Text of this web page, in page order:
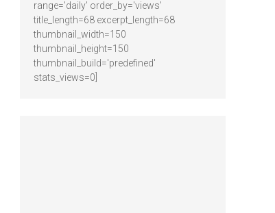
range='daily' order_by='views'
title_length=68 excerpt_length=68
thumbnail_width=150
thumbnail_height=150
thumbnail_build='predefined'
stats_views=0]